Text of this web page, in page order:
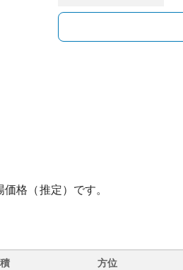
格（推定）です。
方位